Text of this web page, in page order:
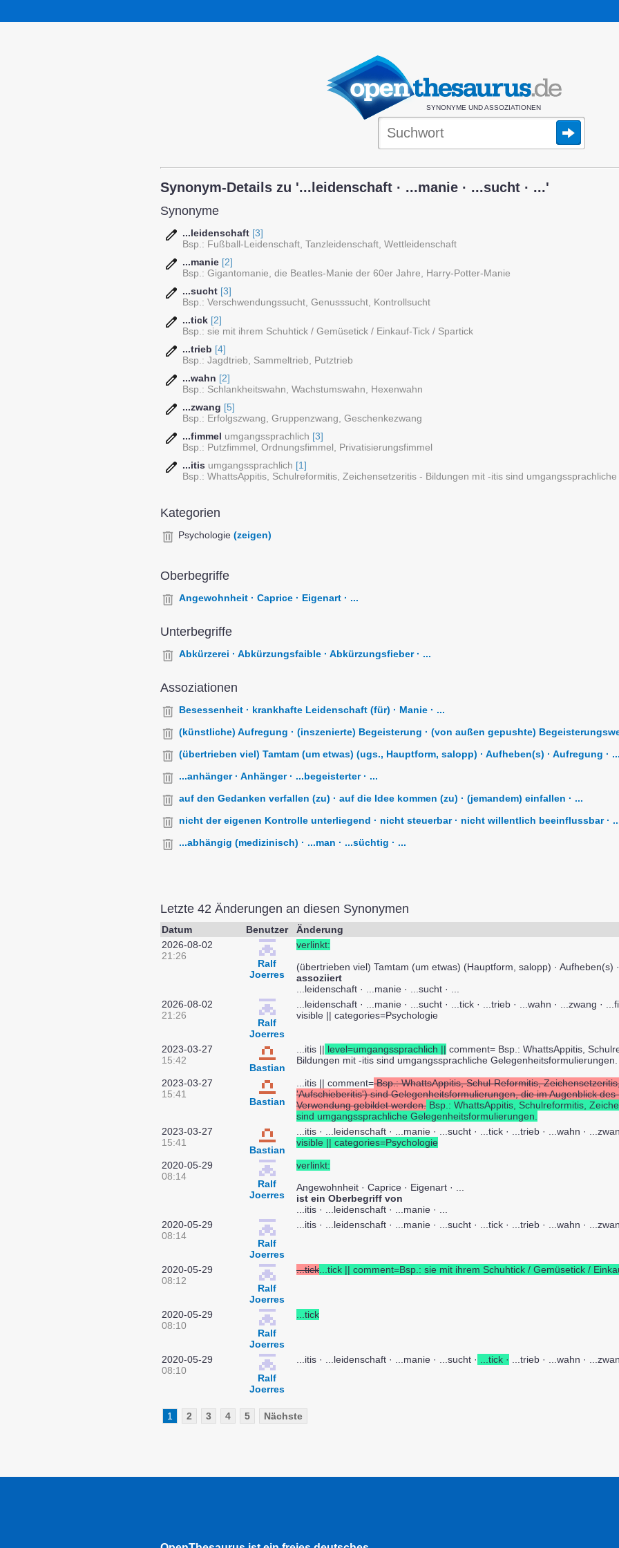
SYNONYME UND ASSOZIATIONEN
Synonym-Details zu '...leidenschaft · ...manie · ...sucht · ...'
Synonyme
...leidenschaft [3]
Bsp.: Fußball-Leidenschaft, Tanzleidenschaft, Wettleidenschaft
...manie [2]
Bsp.: Gigantomanie, die Beatles-Manie der 60er Jahre, Harry-Potter-Manie
...sucht [3]
Bsp.: Verschwendungssucht, Genusssucht, Kontrollsucht
...tick [2]
Bsp.: sie mit ihrem Schuhtick / Gemüsetick / Einkauf-Tick / Spartick
...trieb [4]
Bsp.: Jagdtrieb, Sammeltrieb, Putztrieb
...wahn [2]
Bsp.: Schlankheitswahn, Wachstumswahn, Hexenwahn
...zwang [5]
Bsp.: Erfolgszwang, Gruppenzwang, Geschenkezwang
...fimmel umgangssprachlich [3]
Bsp.: Putzfimmel, Ordnungsfimmel, Privatisierungsfimmel
...itis umgangssprachlich [1]
Bsp.: WhattsAppitis, Schulreformitis, Zeichensetzeritis - Bildungen mit -itis sind
Kategorien
Psychologie (zeigen)
Oberbegriffe
Angewohnheit · Caprice · Eigenart · ...
Unterbegriffe
Abkürzerei · Abkürzungsfaible · Abkürzungsfieber · ...
Assoziationen
Besessenheit · krankhafte Leidenschaft (für) · Manie · ...
(künstliche) Aufregung · (inszenierte) Begeisterung · (von außen gepushte)
(übertrieben viel) Tamtam (um etwas) (ugs., Hauptform, salopp) · Aufheben(s) · Aufregung · ...
...anhänger · Anhänger · ...begeisterter · ...
auf den Gedanken verfallen (zu) · auf die Idee kommen (zu) · (jemandem) einfallen · ...
nicht der eigenen Kontrolle unterliegend · nicht steuerbar · nicht willentlich beeinflussbar ·
...abhängig (medizinisch) · ...man · ...süchtig · ...
Letzte 42 Änderungen an diesen Synonymen
Datum Benutzer
Änderung
2026-08-02
21:26
Ralf
Joerres
verlinkt:
(übertrieben viel) Tamtam (um etwas) (Hauptform, salopp) · Aufheben(s) ·
assoziiert
...leidenschaft · ...manie · ...sucht · ...
2026-08-02
21:26
Ralf
Joerres
...leidenschaft · ...manie · ...sucht · ...tick · ...trieb · ...wahn · ...zwang ·
visible || categories=Psychologie
2023-03-27
15:42
Bastian
...itis || level=umgangssprachlich || comment= Bsp.: WhattsAppitis,
Bildungen mit -itis sind umgangssprachliche Gelegenheitsformulierungen.
2023-03-27
15:41
Bastian
...itis || comment=Bsp.: WhattsAppitis, Schul-Reformitis,
'Aufschieberitis') sind Gelegenheitsformulierungen, die im Augenblick
Verwendung gebildet werden. Bsp.: WhattsAppitis, Schulreformitis,
sind umgangssprachliche Gelegenheitsformulierungen.
2023-03-27
15:41
Bastian
...itis · ...leidenschaft · ...manie · ...sucht · ...tick · ...trieb · ...wahn ·
visible || categories=Psychologie
2020-05-29
08:14
Ralf
Joerres
verlinkt:
Angewohnheit · Caprice · Eigenart · ...
ist ein Oberbegriff von
...itis · ...leidenschaft · ...manie · ...
2020-05-29
08:14
Ralf
Joerres
...itis · ...leidenschaft · ...manie · ...sucht · ...tick · ...trieb · ...wahn ·
2020-05-29
08:12
Ralf
Joerres
...tick ...tick || comment=Bsp.: sie mit ihrem Schuhtick / Gemüsetick /
2020-05-29
08:10
Ralf
Joerres
...tick
2020-05-29
08:10
Ralf
Joerres
...itis · ...leidenschaft · ...manie · ...sucht · ...tick · ...trieb · ...wahn ·
1 2 3 4 5 Nächste